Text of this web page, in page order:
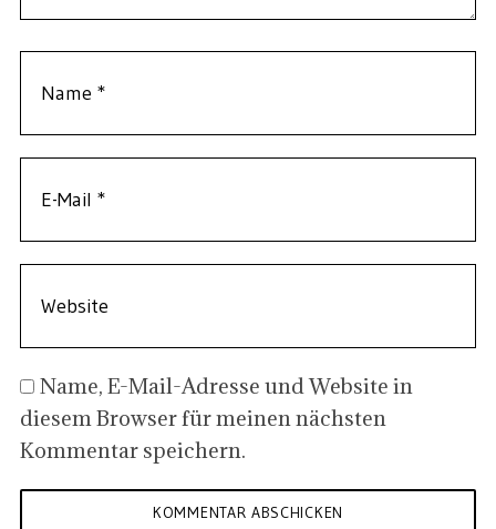
Name, E-Mail-Adresse und Website in
diesem Browser für meinen nächsten
Kommentar speichern.